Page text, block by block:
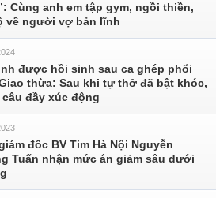
Cùng anh em tập gym, ngồi thiền,
về người vợ bản lĩnh
được hồi sinh sau ca ghép phổi
thừa: Sau khi tự thở đã bật khóc,
câu đầy xúc động
đốc BV Tim Hà Nội Nguyễn
Tuấn nhận mức án giảm sâu dưới